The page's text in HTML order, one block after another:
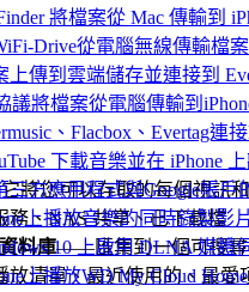
將檔案從 Mac 傳輸到
Drive從電腦無線傳輸檔案
上傳到雲端儲存並連接到
議將檔案從電腦傳輸到
、Flacbox、Evertag連
下載音樂並在 iPhone
三方應用程式與Google帳戶
上播放音樂的同時錄製影
10 上啟用 DLNA 媒體
上播放WD My Cloud
將您可以存取的每個視訊和
、NAS 共享、已下載檔
料庫——匯集到一個可搜尋
放清單、最近使用的、最愛